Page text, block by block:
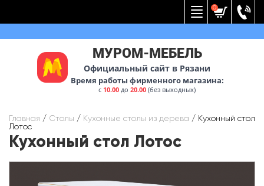
0
МУРОМ-МЕБЕЛЬ
Официальный сайт в Рязани
Время работы фирменного магазина:
с 10.00 до20.00 (без выходных)
Главная / Столы / Кухонные столы из дерева / Кухонный стол
Лотос
Кухонный стол Лотос